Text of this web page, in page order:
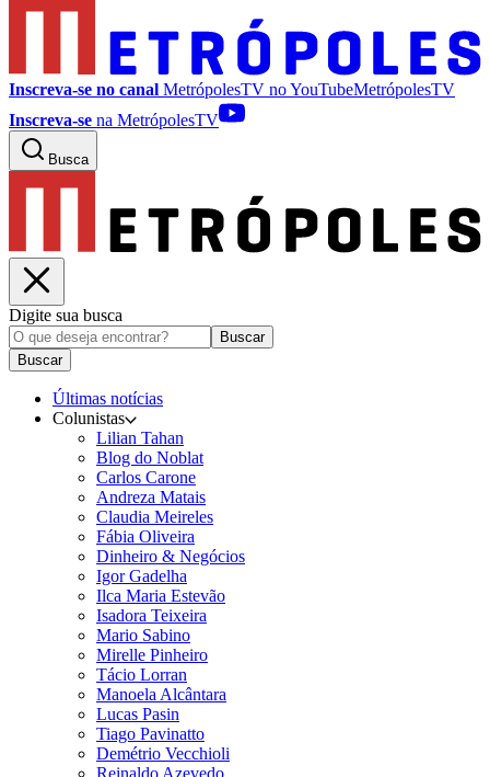
Inscreva-se no canal MetrópolesTV noYouTubeMetrópolesTV
Inscreva-se na MetrópolesTV
Busca
Digite sua busca
Buscar
Buscar
Últimas notícias
Colunistas
Lilian Tahan
Blog do Noblat
Carlos Carone
Andreza Matais
Claudia Meireles
Fábia Oliveira
Dinheiro & Negócios
Igor Gadelha
Ilca Maria Estevão
Isadora Teixeira
Mario Sabino
Mirelle Pinheiro
Tácio Lorran
Manoela Alcântara
Lucas Pasin
Tiago Pavinatto
Demétrio Vecchioli
Reinaldo Azevedo